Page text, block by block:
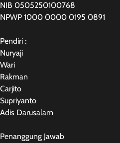
NIB 0505250100768
NPWP 1000 0000 0195 0891
Pendiri :
Nuryaji
Wari
Rakman
Carjito
Supriyanto
Adis Darusalam
Penanggung Jawab